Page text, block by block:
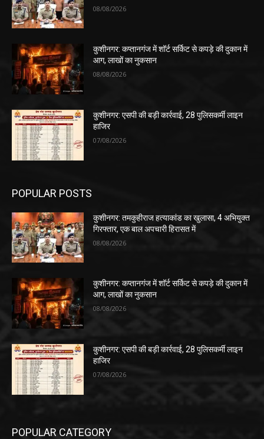
08/08/2026
कुशीनगर: कप्तानगंज में शॉर्ट सर्किट से कपड़े की दुकान में
आग, लाखों का नुकसान
08/08/2026
कुशीनगर: एसपी की बड़ी कार्रवाई, 28 पुलिसकर्मी लाइन
हाजिर
07/08/2026
POPULAR POSTS
कुशीनगर: तमकुहीराज हत्याकांड का खुलासा, 4 अभियुक्त
गिरफ्तार, एक बाल अपचारी हिरासत में
08/08/2026
कुशीनगर: कप्तानगंज में शॉर्ट सर्किट से कपड़े की दुकान में
आग, लाखों का नुकसान
08/08/2026
कुशीनगर: एसपी की बड़ी कार्रवाई, 28 पुलिसकर्मी लाइन
हाजिर
07/08/2026
POPULAR CATEGORY